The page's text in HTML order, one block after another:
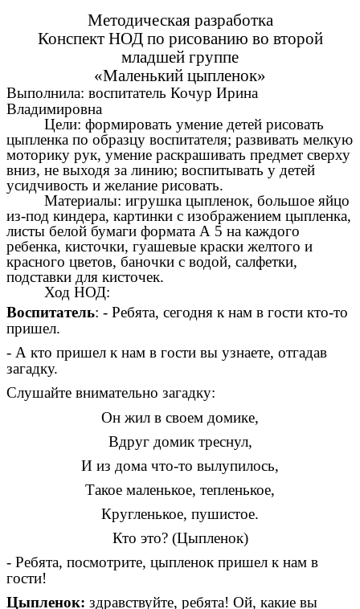
Методическая разработка
Конспект НОД по рисованию во второй
младшей группе
«Маленький цыпленок»
Выполнила: воспитатель Кочур Ирина
Владимировна
Цели: формировать умение детей рисовать
цыпленка по образцу воспитателя; развивать мелкую
моторику рук, умение раскрашивать предмет сверху
вниз, не выходя за линию; воспитывать у детей
усидчивость и желание рисовать.
Материалы: игрушка цыпленок, большое яйцо
из-под киндера, картинки с изображением цыпленка,
листы белой бумаги формата А 5 на каждого
ребенка, кисточки, гуашевые краски желтого и
красного цветов, баночки с водой, салфетки,
подставки для кисточек.
Ход НОД:
Воспитатель: - Ребята, сегодня к нам в гости кто-то
пришел.
- А кто пришел к нам в гости вы узнаете, отгадав
загадку.
Слушайте внимательно загадку:
Он жил в своем домике,
Вдруг домик треснул,
И из дома что-то вылупилось,
Такое маленькое, тепленькое,
Кругленькое, пушистое.
Кто это? (Цыпленок)
- Ребята, посмотрите, цыпленок пришел к нам в
гости!
Цыпленок: здравствуйте, ребята! Ой, какие вы